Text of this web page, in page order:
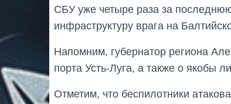
СБУ уже четыре раза за
инфраструктуру врага на
Напомним, губернатор региона
порта Усть-Луга, а также о якобы
Отметим, что беспилотники